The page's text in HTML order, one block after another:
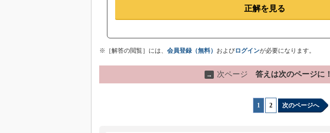
正解を見る
※［解答の閲覧］には、 会員登録（無料） およびログインが必要になります。
→ 次ページ 答えは次のページに！
1 2 次のページへ